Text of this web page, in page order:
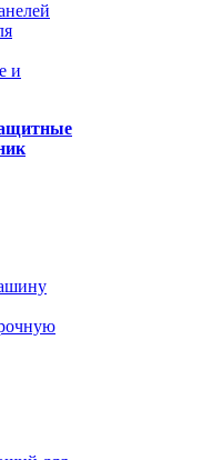
и